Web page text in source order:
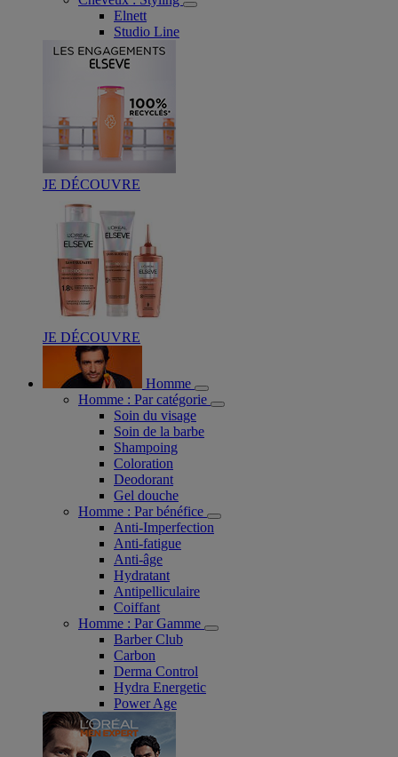
Elnett
Studio Line
JE DÉCOUVRE
JE DÉCOUVRE
Homme
Homme : Par catégorie
Soin du visage
Soin de la barbe
Shampoing
Coloration
Deodorant
Gel douche
Homme : Par bénéfice
Anti-Imperfection
Anti-fatigue
Anti-âge
Hydratant
Antipelliculaire
Coiffant
Homme : Par Gamme
Barber Club
Carbon
Derma Control
Hydra Energetic
Power Age